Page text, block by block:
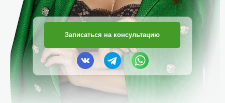
Записаться на консультацию